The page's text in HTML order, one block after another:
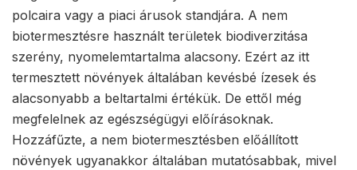
polcaira vagy a piaci árusok standjára. A nem
biotermesztésre használt területek biodiverzitása
szerény, nyomelemtartalma alacsony. Ezért az itt
termesztett növények általában kevésbé ízesek és
alacsonyabb a beltartalmi értékük. De ettől még
megfelelnek az egészségügyi előírásoknak.
Hozzáfűzte, a nem biotermesztésben előállított
növények ugyanakkor általában mutatósabbak, mivel